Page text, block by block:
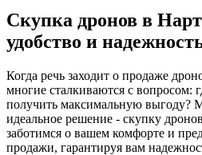
Скупка дронов в
удобство и
Когда речь заходит о продаже
многие сталкиваются с вопросом:
получить максимальную выгоду?
идеальное решение - скупку
заботимся о вашем комфорте и
продажи, гарантируя вам